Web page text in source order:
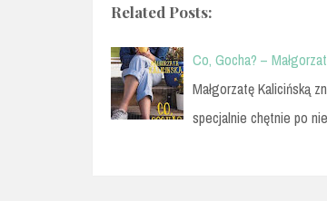
Related Posts:
Co, Gocha? –
Małgorzatę Kalicińską
specjalnie chętnie po